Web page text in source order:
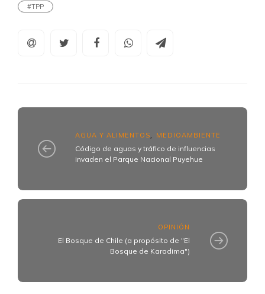
#TPP
AGUA Y ALIMENTOS MEDIOAMBIENTE
Código de aguas y tráfico de influencias
invaden el Parque Nacional Puyehue
OPINIÓN
El Bosque de Chile (a propósito de "El
Bosque de Karadima")